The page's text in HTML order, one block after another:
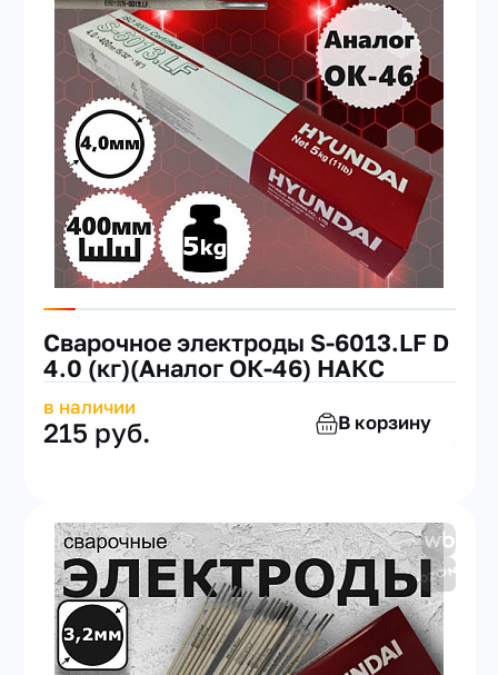
Сварочное электроды S-6013.LF D
4.0 (кг)(Аналог ОК-46) НАКС
в наличии
215 руб. В корзину